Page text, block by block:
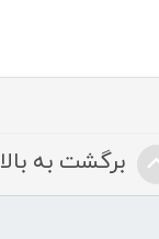
برگشت به بالا